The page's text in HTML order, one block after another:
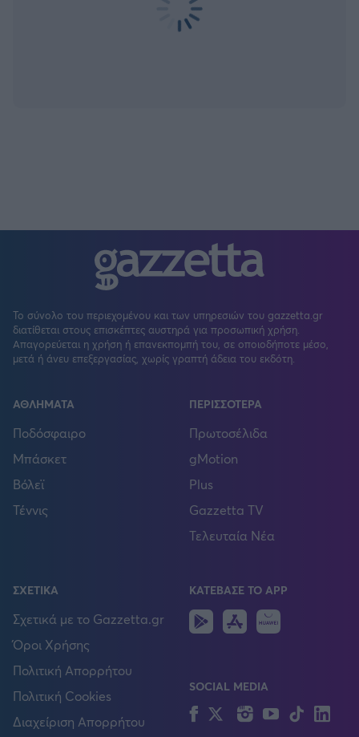
Το σύνολο του περιεχομένου και των υπηρεσιών του gazzetta.gr
διατίθεται στους επισκέπτες αυστηρά για προσωπική χρήση.
Απαγορεύεται η χρήση ή επανεκπομπή του, σε οποιοδήποτε μέσο,
μετά ή άνευ επεξεργασίας, χωρίς γραπτή άδεια του εκδότη.
ΑΘΛΗΜΑΤΑ
Ποδόσφαιρο
Μπάσκετ
Βόλεϊ
Τέννις
ΠΕΡΙΣΣΟΤΕΡΑ
Πρωτοσέλιδα
gMotion
Plus
Gazzetta TV
Τελευταία Νέα
ΣΧΕΤΙΚΑ
Σχετικά με το Gazzetta.gr
Όροι Χρήσης
Πολιτική Απορρήτου
Πολιτική Cookies
Διαχείριση Απορρήτου
ΚΑΤΕΒΑΣΕ ΤΟ APP
Android
IOS
SOCIAL MEDIA
FacebookTwitterInstagram
YouTubeTikTok